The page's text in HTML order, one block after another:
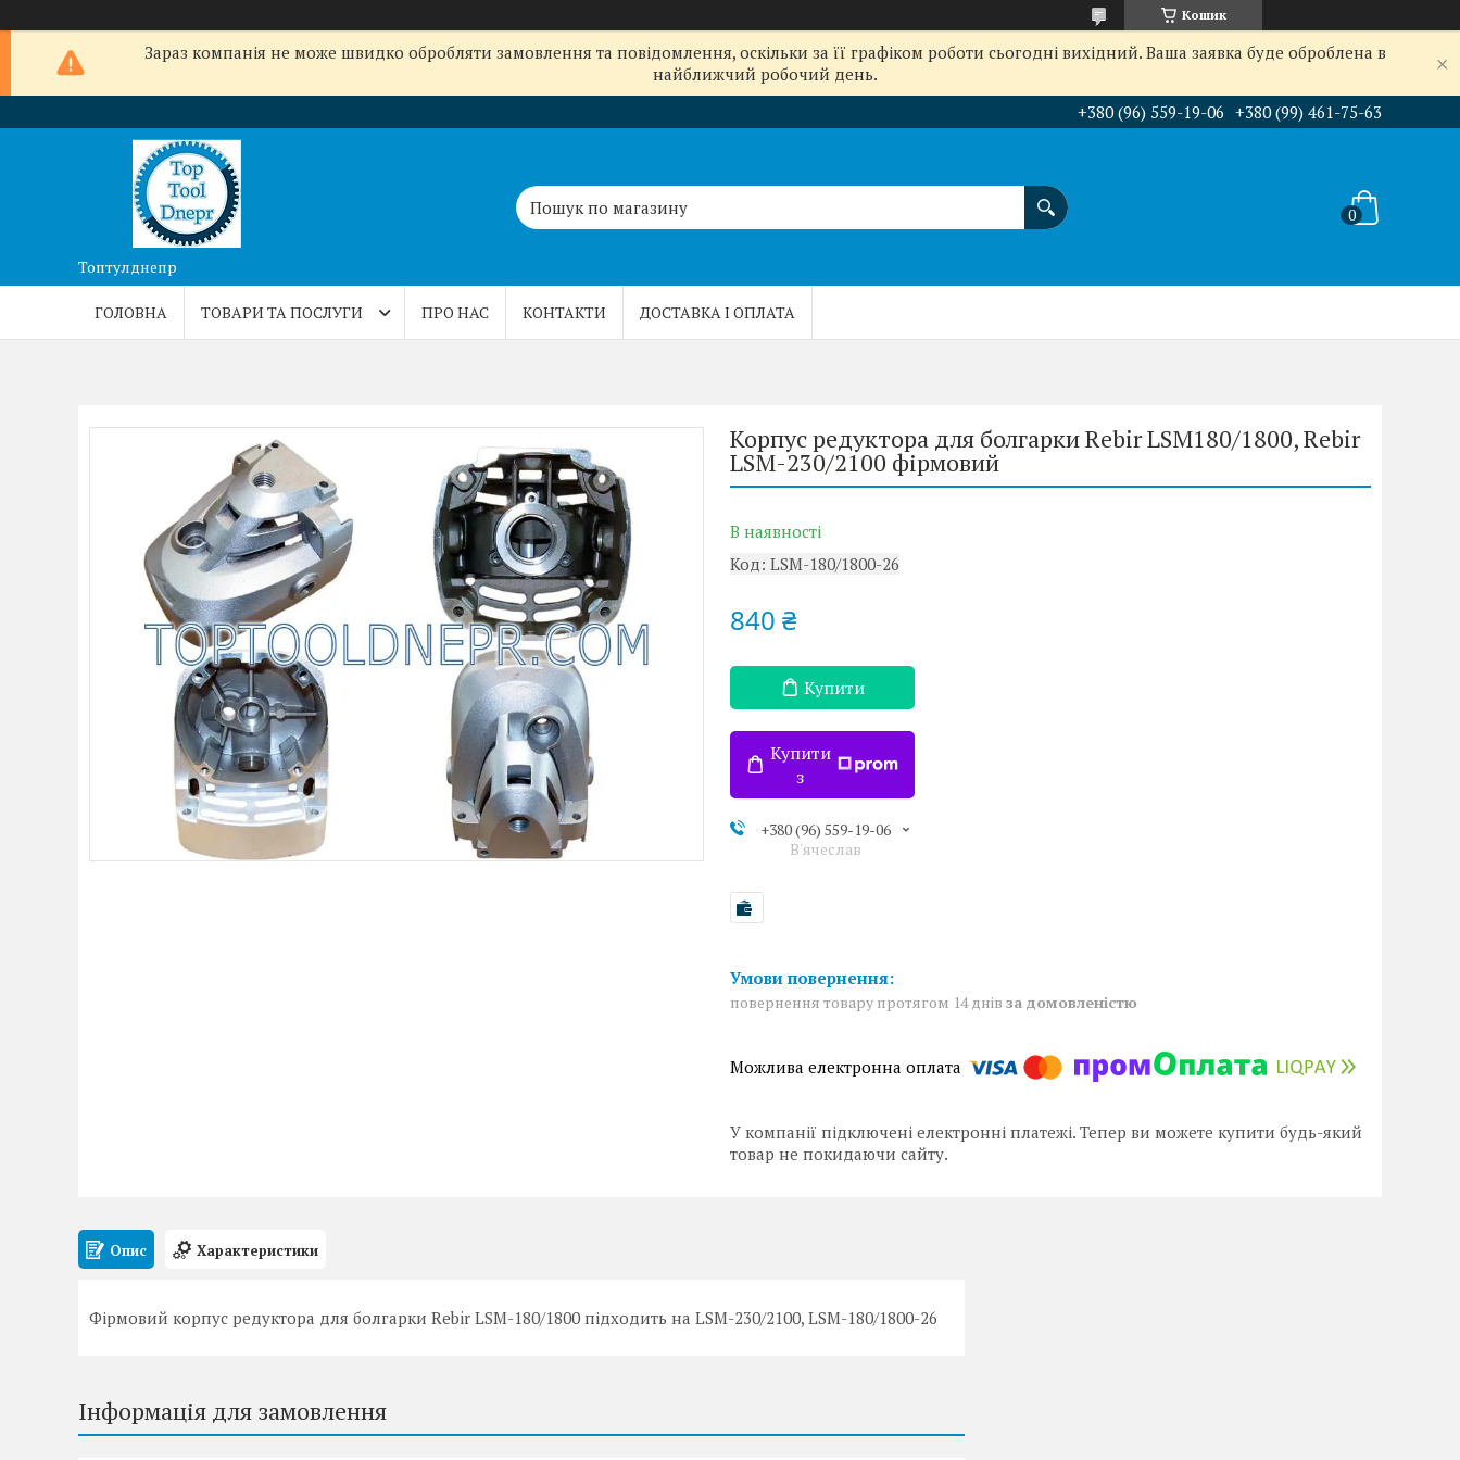
Кошик
Зараз компанія не може швидко обробляти замовлення та повідомлення, оскільки за її графіком роботи сьогодні вихідний. Ваша заявка буде оброблена в
найближчий робочий день.
+380 (96) 559-19-06 +380 (99) 461-75-63
Топтулднепр
ГОЛОВНА ТОВАРИ ТА ПОСЛУГИ ПРО НАС КОНТАКТИ ДОСТАВКА І ОПЛАТА
Корпус редуктора для болгарки Rebir LSM180/1800, Rebir
LSM-230/2100 фірмовий
В наявності
Код: LSM-180/1800-26
840 ₴
Купити
Купити
з
+380 (96) 559-19-06
В'ячеслав
повернення товару протягом 14 днів за домовленістю
У компанії підключені електронні платежі. Тепер ви можете купити будь-який
товар не покидаючи сайту.
Опис Характеристики
Фірмовий корпус редуктора для болгарки Rebir LSM-180/1800 підходить на LSM-230/2100, LSM-180/1800-26
Інформація для замовлення